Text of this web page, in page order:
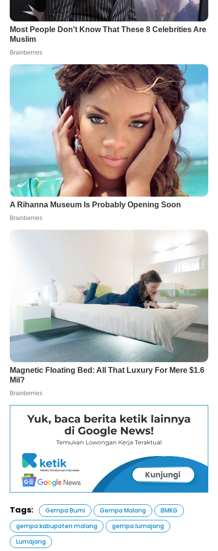
Tags: Gempa Bumi Gempa Malang
BMKG
gempa kabupaten malang
gempa lumajang
Lumajang